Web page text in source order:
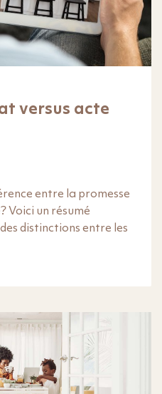
versus acte
entre la promesse
Voici un résumé
distinctions entre les